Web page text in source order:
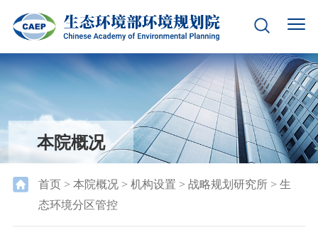
本院概况
首页> 本院概况> 机构设置 > 战略规划研究所> 生
态环境分区管控